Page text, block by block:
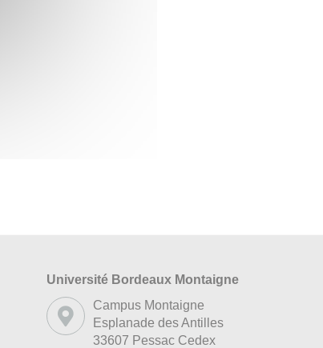
Université Bordeaux Montaigne
Campus Montaigne
Esplanade des Antilles
33607 Pessac Cedex